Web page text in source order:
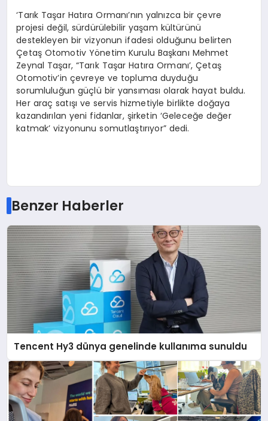
‘Tarık Taşar Hatıra Ormanı’nın yalnızca bir çevre
projesi değil, sürdürülebilir yaşam kültürünü
destekleyen bir vizyonun ifadesi olduğunu belirten
Çetaş Otomotiv Yönetim Kurulu Başkanı Mehmet
Zeynal Taşar, “Tarık Taşar Hatıra Ormanı’, Çetaş
Otomotiv’in çevreye ve topluma duyduğu
sorumluluğun güçlü bir yansıması olarak hayat buldu.
Her araç satışı ve servis hizmetiyle birlikte doğaya
kazandırılan yeni fidanlar, şirketin ‘Geleceğe değer
katmak’ vizyonunu somutlaştırıyor” dedi.
Benzer Haberler
Tencent Hy3 dünya genelinde kullanıma sunuldu